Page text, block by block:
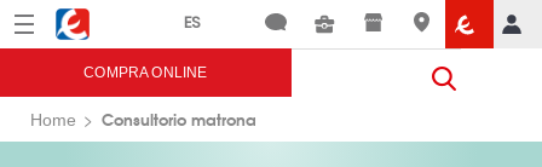
Menú Eroski
COMPRA ONLINE
Home Consultorio matrona